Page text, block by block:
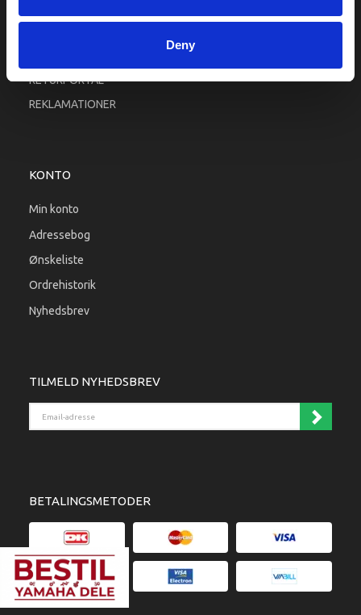
Deny
RETURPORTAL
REKLAMATIONER
KONTO
Min konto
Adressebog
Ønskeliste
Ordrehistorik
Nyhedsbrev
TILMELD NYHEDSBREV
BETALINGSMETODER